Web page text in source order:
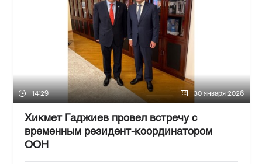
14:29 30 января 2026
Хикмет Гаджиев провел встречу с
временным резидент-координатором
ООН